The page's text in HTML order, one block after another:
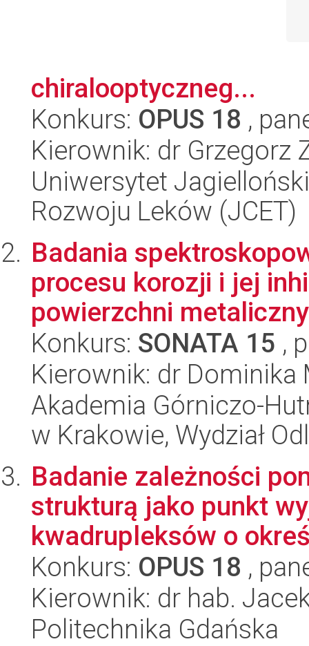
chiralooptyczneg...
Konkurs: OPUS 18 ,
Kierownik: dr Grzegorz
Uniwersytet
Rozwoju Leków (JCET)
Badania
procesu korozji i jej
powierzchni
Konkurs: SONATA 15 ,
Kierownik: dr Dominika
Akademia Górniczo-
w Krakowie, Wydział
Badanie zależności
strukturą jako punkt
kwadrupleksów o
Konkurs: OPUS 18 ,
Kierownik: dr hab.
Politechnika Gdańska